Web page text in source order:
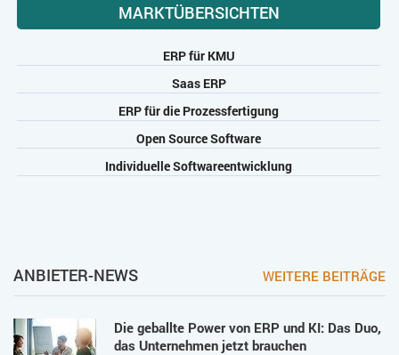
MARKTÜBERSICHTEN
ERP für KMU
Saas ERP
ERP für die Prozessfertigung
Open Source Software
Individuelle Softwareentwicklung
ANBIETER-NEWS WEITERE BEITRÄGE
Die geballte Power von ERP und KI: Das Duo,
das Unternehmen jetzt brauchen